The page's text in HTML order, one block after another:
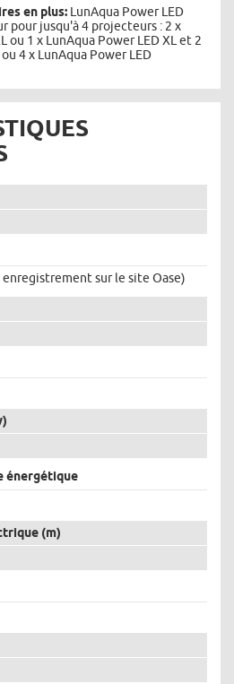
en plus: LunAqua Power LED
pour jusqu'à 4 projecteurs : 2 x
ou 1 x LunAqua Power LED XL et 2
4 x LunAqua Power LED
enregistrement sur le site Oase)
énergétique
(m)